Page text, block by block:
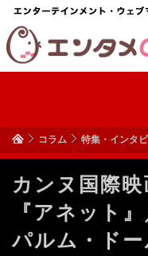
コラム 特集・インタ
カンヌ国際
『アネット
パルム・ド